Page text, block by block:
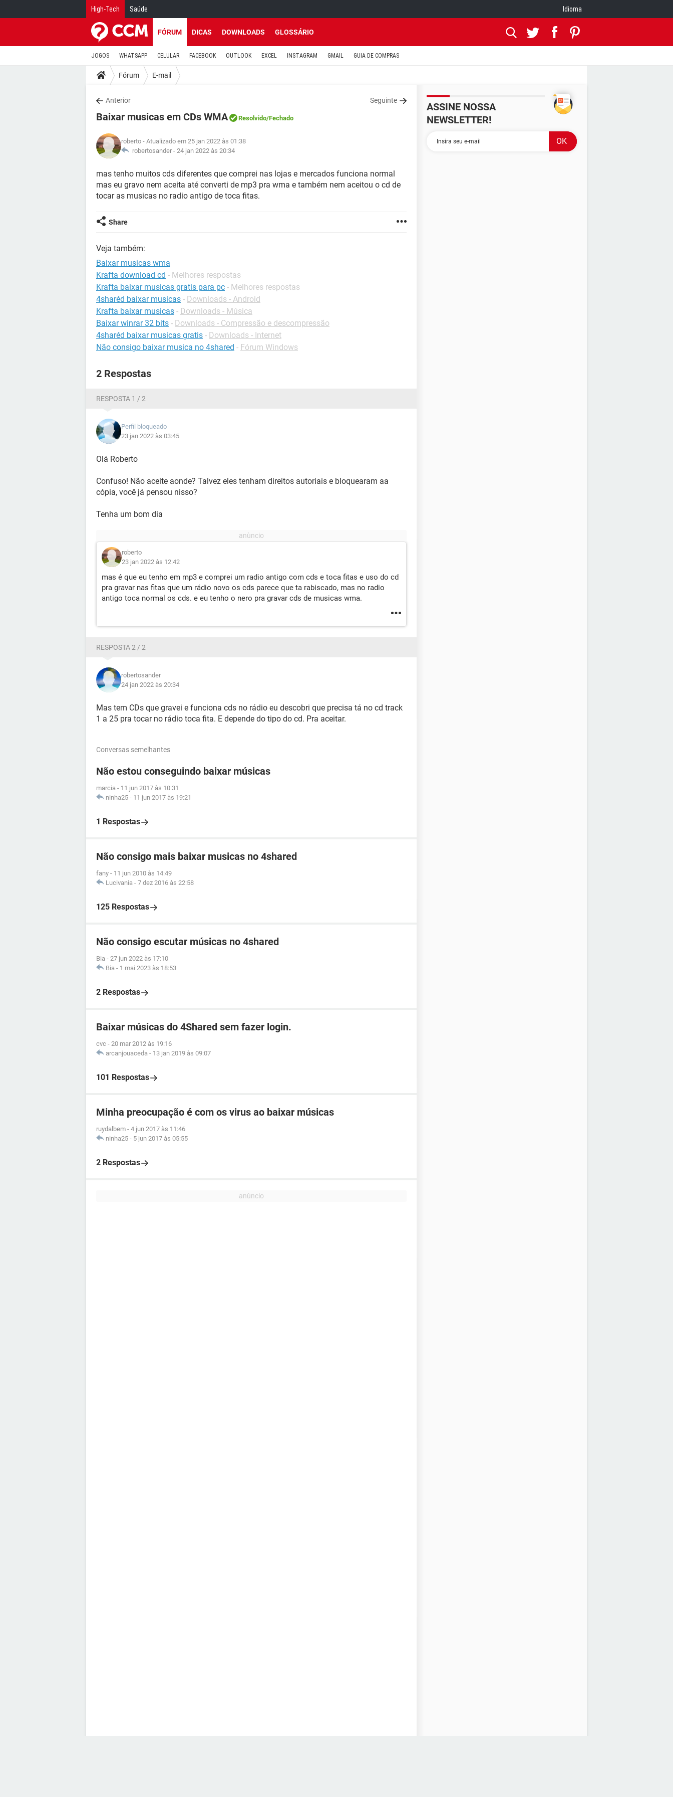
High-Tech Saúde Idioma
FÓRUM DICAS DOWNLOADS GLOSSÁRIO
JOGOS WHATSAPP CELULAR FACEBOOK OUTLOOK EXCEL INSTAGRAM GMAIL GUIA DE COMPRAS
Fórum E-mail
Anterior Seguinte
Baixar musicas em CDs WMA Resolvido/Fechado
roberto - Atualizado em 25 jan 2022 às 01:38
robertosander - 24 jan 2022 às 20:34
mas tenho muitos cds diferentes que comprei nas lojas e mercados funciona normal
mas eu gravo nem aceita até converti de mp3 pra wma e também nem aceitou o cd de
tocar as musicas no radio antigo de toca fitas.
Share
Veja também:
Baixar musicas wma
Krafta download cd - Melhores respostas
Krafta baixar musicas gratis para pc - Melhores respostas
4sharéd baixar musicas - Downloads - Android
Krafta baixar musicas - Downloads - Música
Baixar winrar 32 bits - Downloads - Compressão e descompressão
4sharéd baixar musicas gratis - Downloads - Internet
Não consigo baixar musica no 4shared - Fórum Windows
2 Respostas
RESPOSTA 1 / 2
Perfil bloqueado
23 jan 2022 às 03:45
Olá Roberto
Confuso! Não aceite aonde? Talvez eles tenham direitos autoriais e bloquearam aa
cópia, você já pensou nisso?
Tenha um bom dia
roberto
23 jan 2022 às 12:42
mas é que eu tenho em mp3 e comprei um radio antigo com cds e toca fitas e uso do cd
pra gravar nas fitas que um rádio novo os cds parece que ta rabiscado, mas no radio
antigo toca normal os cds. e eu tenho o nero pra gravar cds de musicas wma.
RESPOSTA 2 / 2
robertosander
24 jan 2022 às 20:34
Mas tem CDs que gravei e funciona cds no rádio eu descobri que precisa tá no cd track
1 a 25 pra tocar no rádio toca fita. E depende do tipo do cd. Pra aceitar.
Conversas semelhantes
Não estou conseguindo baixar músicas
marcia - 11 jun 2017 às 10:31
ninha25 - 11 jun 2017 às 19:21
1 Respostas
Não consigo mais baixar musicas no 4shared
fany - 11 jun 2010 às 14:49
Lucivania - 7 dez 2016 às 22:58
125 Respostas
Não consigo escutar músicas no 4shared
Bia - 27 jun 2022 às 17:10
Bia - 1 mai 2023 às 18:53
2 Respostas
Baixar músicas do 4Shared sem fazer login.
cvc - 20 mar 2012 às 19:16
arcanjouaceda - 13 jan 2019 às 09:07
101 Respostas
Minha preocupação é com os virus ao baixar músicas
ruydalbem - 4 jun 2017 às 11:46
ninha25 - 5 jun 2017 às 05:55
2 Respostas
ASSINE NOSSA
NEWSLETTER!